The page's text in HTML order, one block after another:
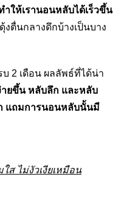
ให้เรานอนหลับได้เร็วขึ้น
งตื่นกลางดึกบ้างเป็นบาง
2 เดือน ผลลัพธ์ที่ได้น่า
ายขึ้น หลับลึก และหลับ
แถมการนอนหลับนั้นมี
ส ไม่งัวเงียเหมือน